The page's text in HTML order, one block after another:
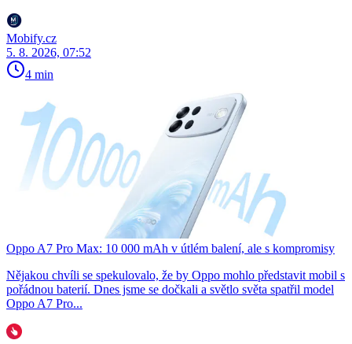
Mobify.cz
5. 8. 2026, 07:52
4 min
Oppo A7 Pro Max: 10 000 mAh v útlém balení, ale s kompromisy
Nějakou chvíli se spekulovalo, že by Oppo mohlo představit mobil s
pořádnou baterií. Dnes jsme se dočkali a světlo světa spatřil model
Oppo A7 Pro...